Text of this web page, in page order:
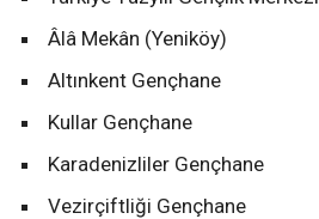
Âlâ Mekân (Yeniköy)
Altınkent Gençhane
Kullar Gençhane
Karadenizliler Gençhane
Vezirçiftliği Gençhane